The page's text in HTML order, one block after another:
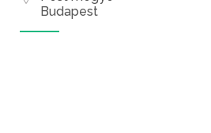
Budapest